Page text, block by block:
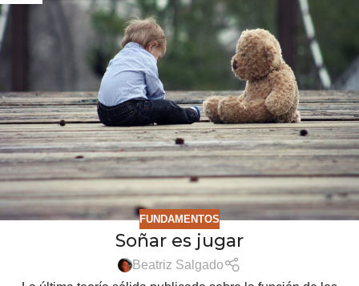
FUNDAMENTOS
Soñar es jugar
Beatriz Salgado